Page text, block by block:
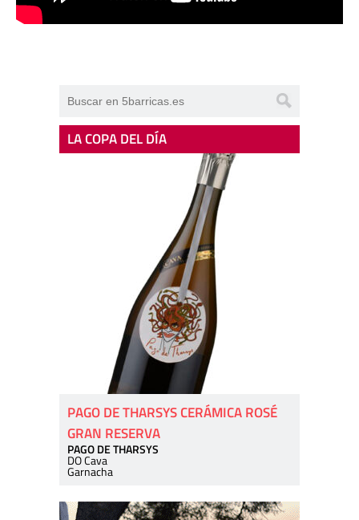
LA COPA DEL DÍA
PAGO DE THARSYS CERÁMICA ROSÉ
GRAN RESERVA
PAGO DE THARSYS
DO Cava
Garnacha